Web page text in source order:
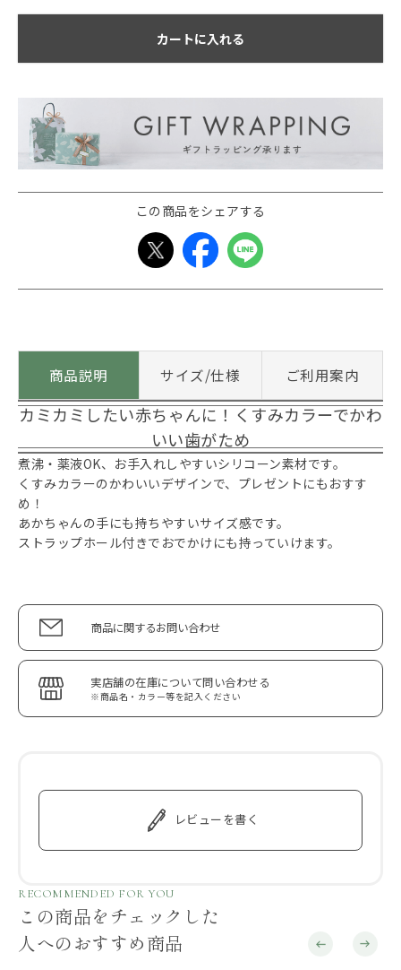
カートに入れる
この商品をシェアする
商品説明 サイズ/仕様 ご利用案内
カミカミしたい赤ちゃんに！くすみカラーでかわ
いい歯がため
煮沸・薬液OK、お手入れしやすいシリコーン素材です。
くすみカラーのかわいいデザインで、プレゼントにもおすす
め！
あかちゃんの手にも持ちやすいサイズ感です。
ストラップホール付きでおでかけにも持っていけます。
商品に関するお問い合わせ
実店舗の在庫について問い合わせる
※商品名・カラー等を記入ください
レビューを書く
RECOMMENDED FOR YOU
この商品をチェックした
人へのおすすめ商品